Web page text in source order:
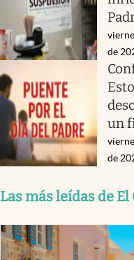
de
un
de
Las más leídas de